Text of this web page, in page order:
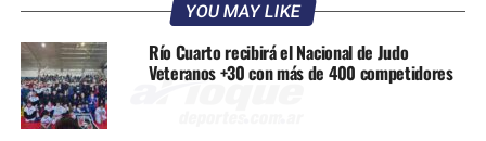
YOU MAY LIKE
Río Cuarto recibirá el Nacional de Judo
Veteranos +30 con más de 400 competidores